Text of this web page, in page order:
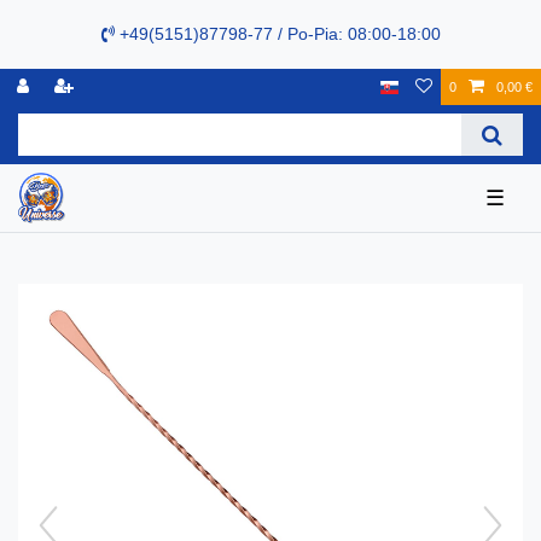
+49(5151)87798-77 / Po-Pia: 08:00-18:00
0 0,00 €
☰